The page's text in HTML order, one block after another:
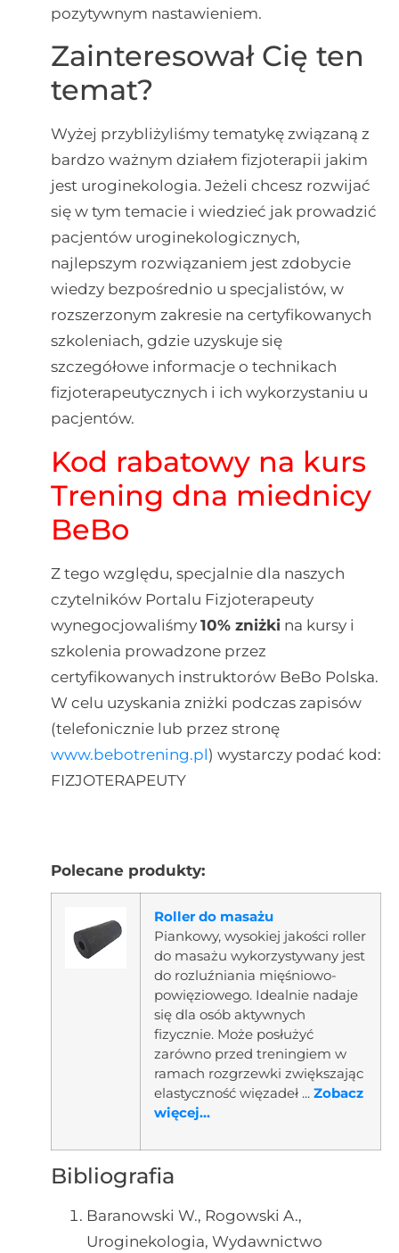
pozytywnym nastawieniem.
Zainteresował Cię ten
temat?
Wyżej przybliżyliśmy tematykę związaną z
bardzo ważnym działem fizjoterapii jakim
jest uroginekologia. Jeżeli chcesz rozwijać
się w tym temacie i wiedzieć jak prowadzić
pacjentów uroginekologicznych,
najlepszym rozwiązaniem jest zdobycie
wiedzy bezpośrednio u specjalistów, w
rozszerzonym zakresie na certyfikowanych
szkoleniach, gdzie uzyskuje się
szczegółowe informacje o technikach
fizjoterapeutycznych i ich wykorzystaniu u
pacjentów.
Kod rabatowy na kurs
Trening dna miednicy
BeBo
Z tego względu, specjalnie dla naszych
czytelników Portalu Fizjoterapeuty
wynegocjowaliśmy 10% zniżki na kursy i
szkolenia prowadzone przez
certyfikowanych instruktorów BeBo Polska.
W celu uzyskania zniżki podczas zapisów
(telefonicznie lub przez stronę
www.bebotrening.pl) wystarczy podać kod:
FIZJOTERAPEUTY
Polecane produkty:
Roller do masażu
Piankowy, wysokiej jakości roller
do masażu wykorzystywany jest
do rozluźniania mięśniowo-
powięziowego. Idealnie nadaje
się dla osób aktywnych
fizycznie. Może posłużyć
zarówno przed treningiem w
ramach rozgrzewki zwiększając
elastyczność więzadeł ... Zobacz
więcej...
Bibliografia
Baranowski W., Rogowski A.,
Uroginekologia, Wydawnictwo